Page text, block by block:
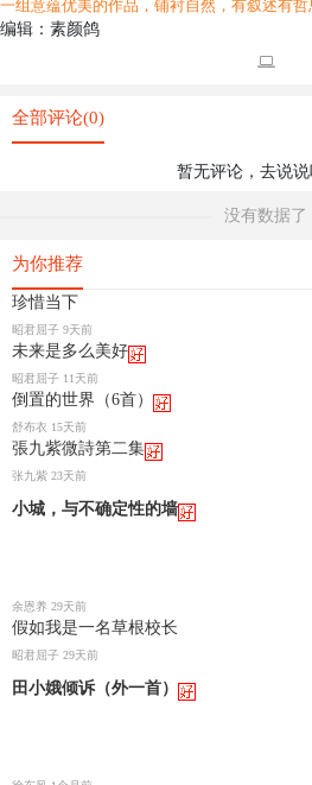
一组意蕴优美的作品，铺衬自然，有叙述有哲
编辑：素颜鸽
全部评论(0)
暂无评论，去说
没有数据了
为你推荐
珍惜当下
昭君屈子 9天前
未来是多么美好
昭君屈子 11天前
倒置的世界（6首）
舒布衣 15天前
張九紫微詩第二集
张九紫 23天前
小城，与不确定性的墙
余恩养 29天前
假如我是一名草根校长
昭君屈子 29天前
田小娥倾诉（外一首）